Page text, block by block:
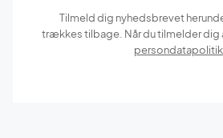
Tilmeld dig nyhedsbrevet
trækkes tilbage. Når du tilmelder dig